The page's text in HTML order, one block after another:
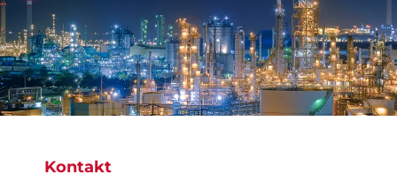
Kontakt